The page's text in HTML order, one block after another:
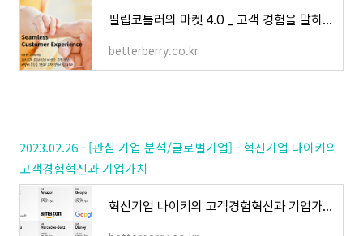
필립코틀러의 마켓 4.0 _ 고객 경험을 말하다
betterberry.co.kr
2023.02.26 - [관심 기업 분석/글로벌기업] - 혁신기업 나이키의
고객경험혁신과 기업가치
혁신기업 나이키의 고객경험혁신과 기업가치